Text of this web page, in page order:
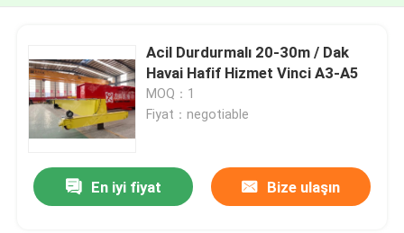
Acil Durdurmalı 20-30m / Dak
Havai Hafif Hizmet Vinci A3-A5
MOQ：1
Fiyat：negotiable
En iyi fiyat Bize ulaşın